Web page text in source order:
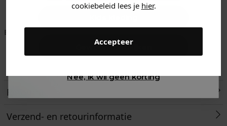
cookiebeleid lees je hier.
Accepteer
Betaal achteraf met
is morgen in huis!*
Retourneren
Verzend- en retourinformatie
Gewoon rondkijken
Nee, ik wil geen korting